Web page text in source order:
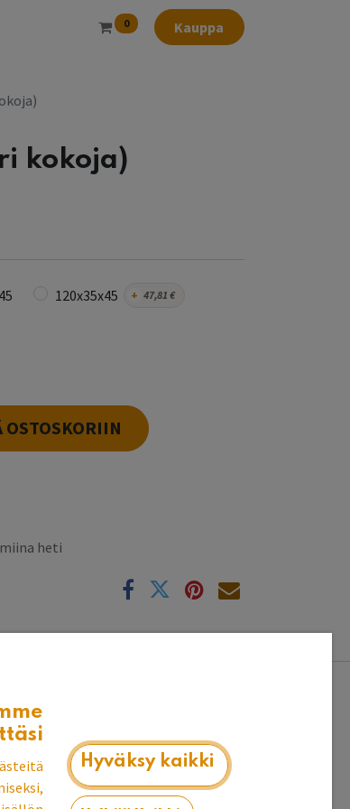
0 Kauppa
kokoja)
120x35x45 + 47,81 €
OSTOSKORIIN
heti
Hyväksy kaikki